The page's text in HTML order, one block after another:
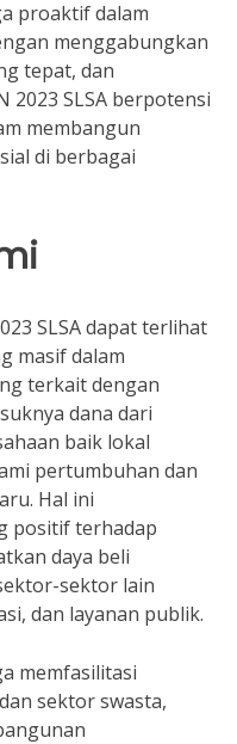
proaktif dalam
menggabungkan
tepat, dan
2023 SLSA berpotensi
membangun
di berbagai
SLSA dapat terlihat
masif dalam
terkait dengan
dana dari
baik lokal
pertumbuhan dan
Hal ini
positif terhadap
daya beli
sektor lain
dan layanan publik.
memfasilitasi
sektor swasta,